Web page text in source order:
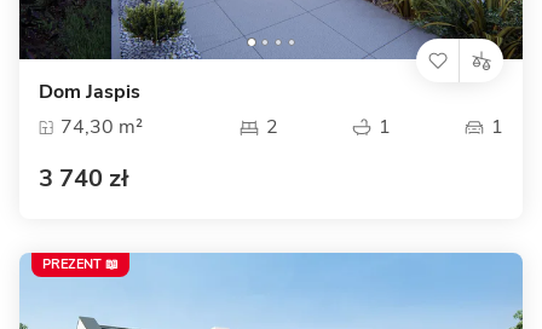
Dom Jaspis
74,30 m²
2 1 1
3 740 zł
PREZENT 📖